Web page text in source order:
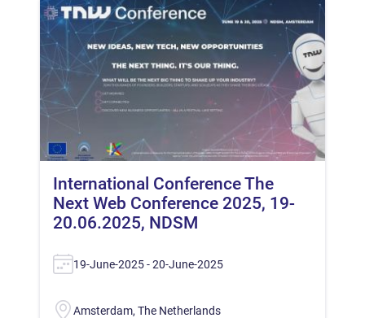
International Conference The
Next Web Conference 2025, 19-
20.06.2025, NDSM
19-June-2025 - 20-June-2025
Amsterdam, The Netherlands